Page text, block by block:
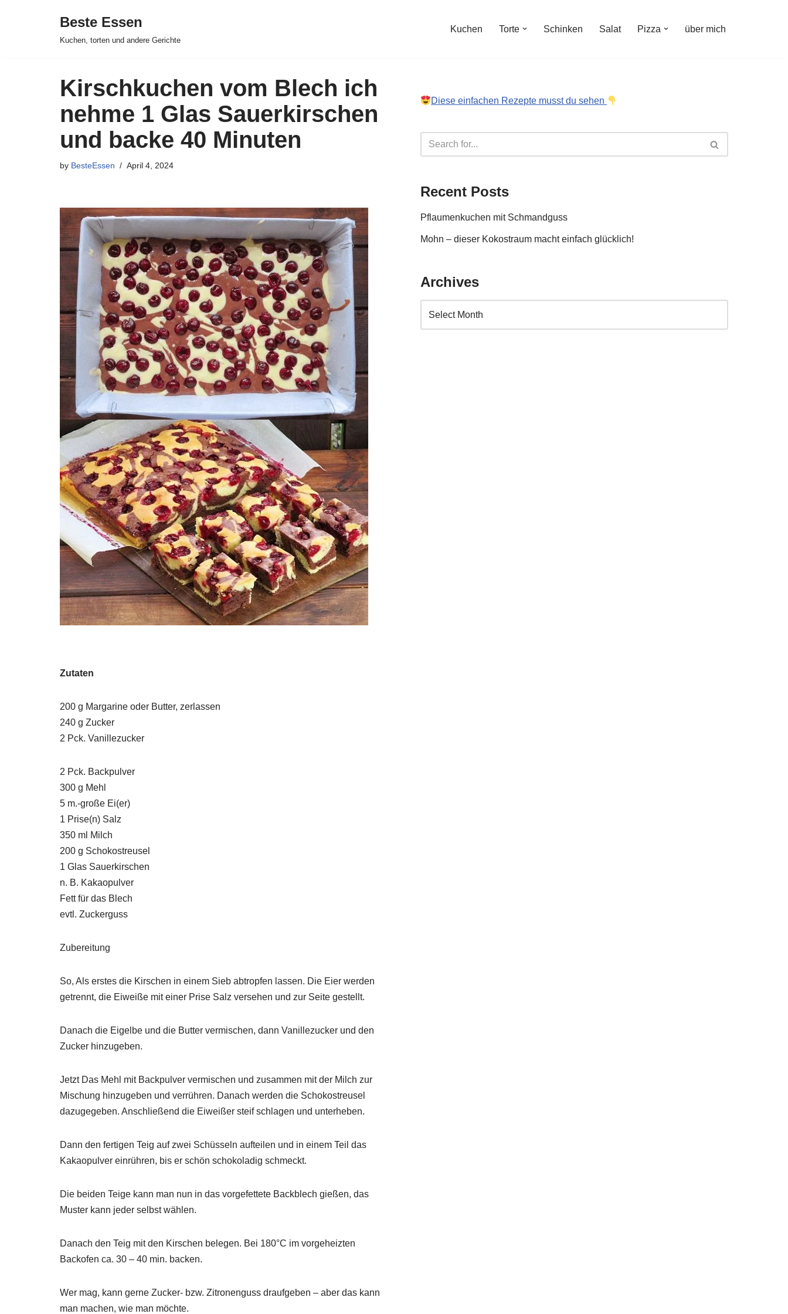
Beste Essen
Kuchen, torten und andere Gerichte
Kuchen Torte Schinken Salat Pizza über mich
Kirschkuchen vom Blech ich
nehme 1 Glas Sauerkirschen
und backe 40 Minuten
by BesteEssen April 4, 2024
Zutaten
200 g Margarine oder Butter, zerlassen
240 g Zucker
2 Pck. Vanillezucker
2 Pck. Backpulver
300 g Mehl
5 m.-große Ei(er)
1 Prise(n) Salz
350 ml Milch
200 g Schokostreusel
1 Glas Sauerkirschen
n. B. Kakaopulver
Fett für das Blech
evtl. Zuckerguss
Zubereitung
So, Als erstes die Kirschen in einem Sieb abtropfen lassen. Die Eier werden
getrennt, die Eiweiße mit einer Prise Salz versehen und zur Seite gestellt.
Danach die Eigelbe und die Butter vermischen, dann Vanillezucker und den
Zucker hinzugeben.
Jetzt Das Mehl mit Backpulver vermischen und zusammen mit der Milch zur
Mischung hinzugeben und verrühren. Danach werden die Schokostreusel
dazugegeben. Anschließend die Eiweißer steif schlagen und unterheben.
Dann den fertigen Teig auf zwei Schüsseln aufteilen und in einem Teil das
Kakaopulver einrühren, bis er schön schokoladig schmeckt.
Die beiden Teige kann man nun in das vorgefettete Backblech gießen, das
Muster kann jeder selbst wählen.
Danach den Teig mit den Kirschen belegen. Bei 180°C im vorgeheizten
Backofen ca. 30 – 40 min. backen.
Wer mag, kann gerne Zucker- bzw. Zitronenguss draufgeben – aber das kann
man machen, wie man möchte.
Diese einfachen Rezepte musst du sehen
Recent Posts
Pflaumenkuchen mit Schmandguss
Mohn – dieser Kokostraum macht einfach glücklich!
Archives